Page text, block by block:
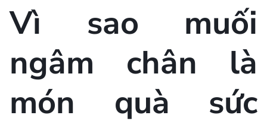
Vì sao muối
ngâm chân là
món quà sức